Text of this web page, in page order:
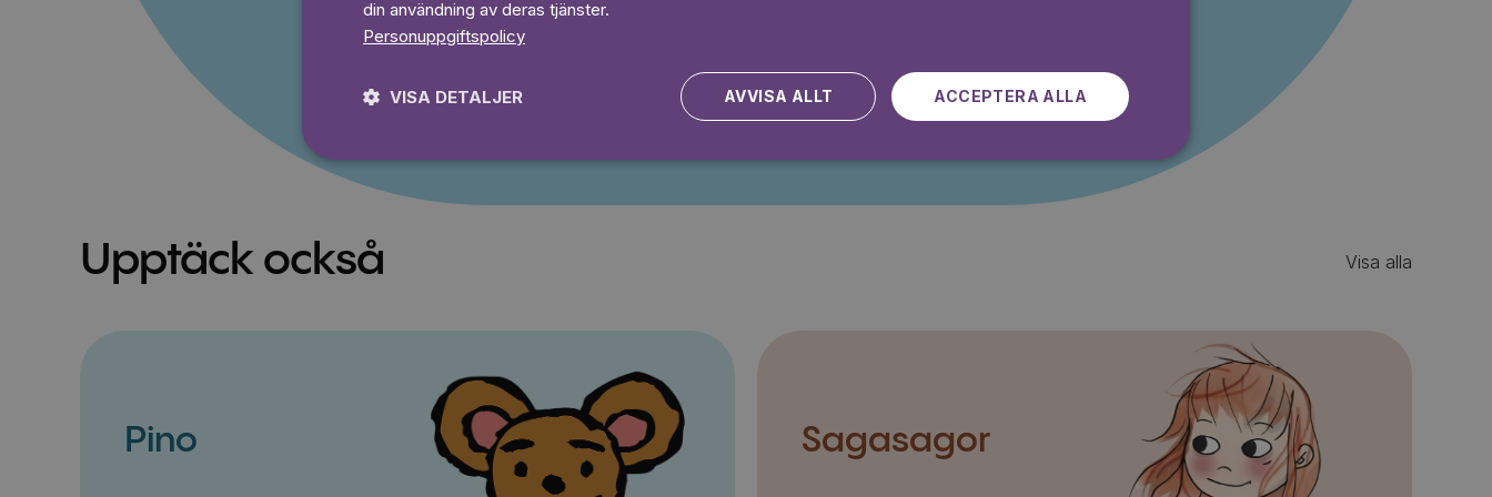
Kampanjen gäller nya kunder fram till och med 2026-08-24
Upptäck också Visa alla
Pino Sagasagor
din användning av deras tjänster.
Personuppgiftspolicy
ACCEPTERA ALLA
AVVISA ALLT
VISA DETALJER